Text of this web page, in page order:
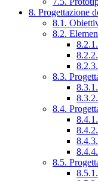
8. Progettazione
8.1.
8.2.
8.3.
8.4.
8.5.